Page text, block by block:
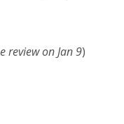
review on Jan 9)